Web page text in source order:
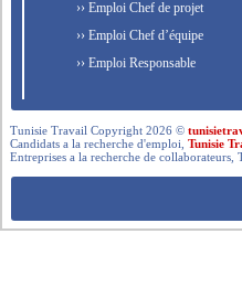
›› Emploi Chef de projet
›› Emploi Chef d’équipe
›› Emploi Responsable
Tunisie Travail Copyright 2026 ©
Candidats a la recherche d'emploi,Tunisie
Entreprises a la recherche de